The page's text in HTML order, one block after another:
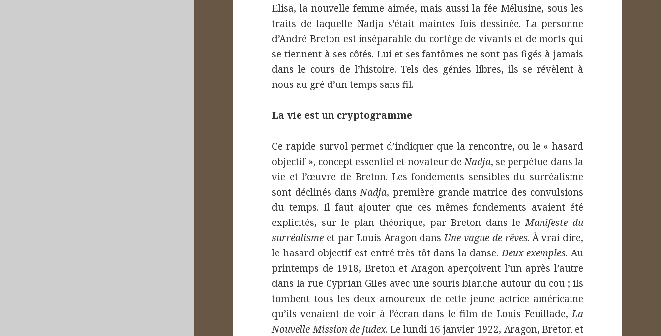
Elisa, la nouvelle femme aimée, mais aussi la fée Mélusine, sous les
traits de laquelle Nadja s’était maintes fois dessinée. La personne
d’André Breton est inséparable du cortège de vivants et de morts qui
se tiennent à ses côtés. Lui et ses fantômes ne sont pas figés à jamais
dans le cours de l’histoire. Tels des génies libres, ils se révèlent à
nous au gré d’un temps sans fil.
La vie est un cryptogramme
Ce rapide survol permet d’indiquer que la rencontre, ou le « hasard
objectif », concept essentiel et novateur deNadja, se perpétue dans la
vie et l’œuvre de Breton. Les fondements sensibles du surréalisme
sont déclinés dansNadja, première grande matrice des convulsions
du temps. Il faut ajouter que ces mêmes fondements avaient été
explicités, sur le plan théorique, par Breton dans leManifeste du
surréalisme et par Louis Aragon dans Une vague de rêves. À vrai dire,
le hasard objectif est entré très tôt dans la danse.Deux exemples. Au
printemps de 1918, Breton et Aragon aperçoivent l’un après l’autre
dans la rue Cyprian Giles avec une souris blanche autour du cou ; ils
tombent tous les deux amoureux de cette jeune actrice américaine
qu’ils venaient de voir à l’écran dans le film de Louis Feuillade,La
Nouvelle Mission de Judex. Le lundi 16 janvier 1922, Aragon, Breton et